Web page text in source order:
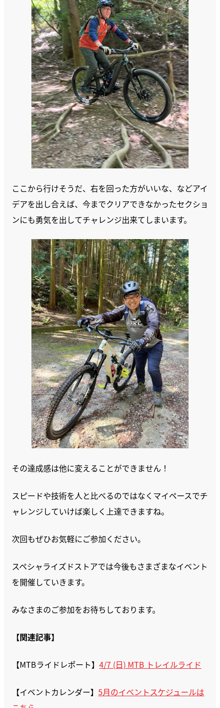
ここから行けそうだ、右を回った方がいいな、などアイ
デアを出し合えば、今までクリアできなかったセクショ
ンにも勇気を出してチャレンジ出来てしまいます。
その達成感は他に変えることができません！
スピードや技術を人と比べるのではなくマイペースでチ
ャレンジしていけば楽しく上達できますね。
次回もぜひお気軽にご参加ください。
スペシャライズドストアでは今後もさまざまなイベント
を開催していきます。
みなさまのご参加をお待ちしております。
【関連記事】
【MTBライドレポート】 4/7 (日) MTB トレイルライド
【イベントカレンダー】 5月のイベントスケジュールは